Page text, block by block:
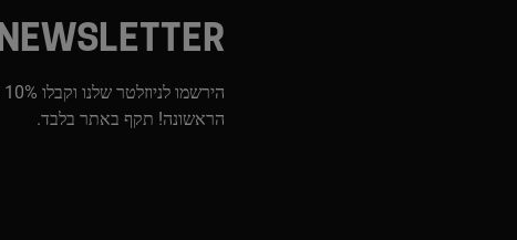
NEWSLETTER
הראשונה! תקף באתר בלבד.